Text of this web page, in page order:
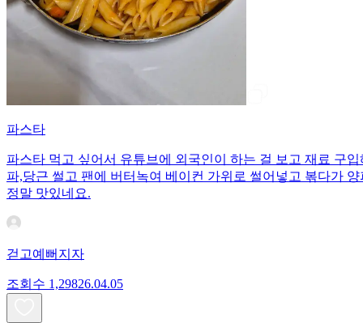
파스타
파스타 먹고 싶어서 유튜브에 외국인이 하는 걸 보고 재료 구
파,당근 썰고 팬에 버터녹여 베이컨 가위로 썰어넣고 볶다가
정말 맛있네요.
걷고예뻐지자
조회수 1,29826.04.05